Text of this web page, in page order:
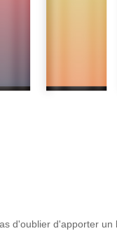
d'oublier d'apporter un